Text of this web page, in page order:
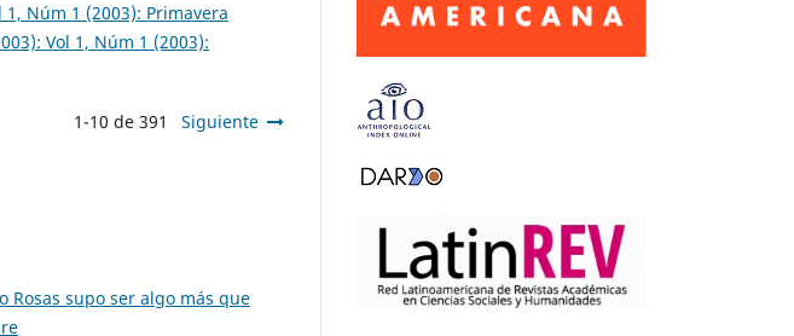
1, Núm 1 (2003): Primavera
Vol 1, Núm 1 (2003):
1-10 de 391 Siguiente
Rosas supo ser algo más que